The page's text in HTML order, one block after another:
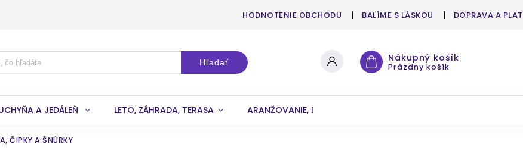
HODNOTENIE OBCHODU BALÍME S LÁSKOU DOPRAVA A
Hľadať Nákupný košík
Prázdny košík
A JEDÁLEŇ LETO, ZÁHRADA, TERASA ARANŽOVANIE, DEKOROVANIE
ČIPKY A ŠNÚRKY